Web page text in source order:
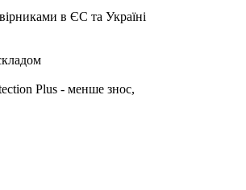
в ЄС та Україні
Plus - менше знос,